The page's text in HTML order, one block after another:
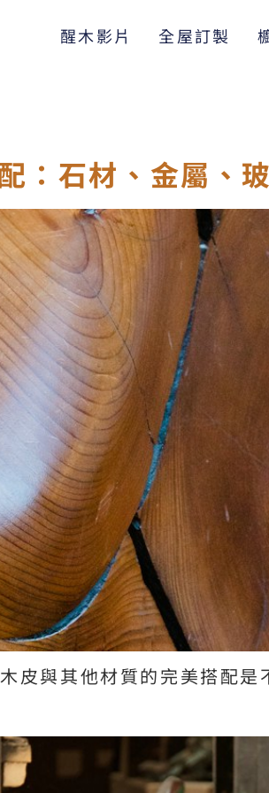
醒木影片 全屋訂製
：石材、金屬、
皮與其他材質的完美搭配